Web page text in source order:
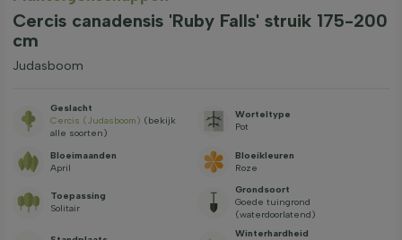
Cercis canadensis 'Ruby Falls' struik 175-200
cm
Judasboom
Geslacht
Cercis (Judasboom) (bekijk
alle soorten)
Worteltype
Pot
Bloeimaanden
April
Bloeikleuren
Roze
Toepassing
Solitair
Grondsoort
Goede tuingrond
(waterdoorlatend)
Winterhardheid